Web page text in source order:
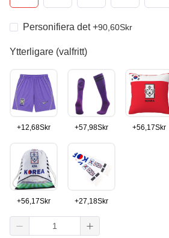
Personifiera det+90,60Skr
Ytterligare (valfritt)
+12,68Skr +57,98Skr +56,17Skr
+56,17Skr +27,18Skr